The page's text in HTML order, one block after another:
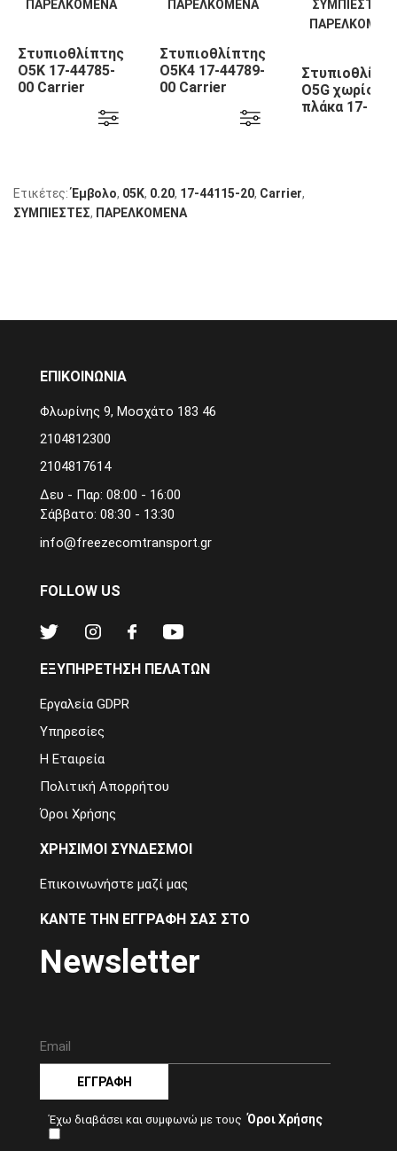
Στυπιοθλίπτης
Ο5Κ 17-44785-
00 Carrier
Στυπιοθλίπτης
Ο5Κ4 17-44789-
00 Carrier
Ο5G χωρίς
πλάκα 17-
Ετικέτες:Έμβολο, 05Κ, 0.20, 17-44115-20, Carrier,
ΣΥΜΠΙΕΣΤΕΣ, ΠΑΡΕΛΚΟΜΕΝΑ
ΕΠΙΚΟΙΝΩΝΙΑ
Φλωρίνης 9, Μοσχάτο 183 46
2104812300
2104817614
Δευ - Παρ: 08:00 - 16:00
Σάββατο: 08:30 - 13:30
info@freezecomtransport.gr
FOLLOW US
ΕΞΥΠΗΡΕΤΗΣΗ ΠΕΛΑΤΩΝ
Εργαλεία GDPR
Υπηρεσίες
Η Εταιρεία
Πολιτική Απορρήτου
Όροι Χρήσης
ΧΡΗΣΙΜΟΙ ΣΥΝΔΕΣΜΟΙ
Επικοινωνήστε μαζί μας
ΚΑΝΤΕ ΤΗΝ ΕΓΓΡΑΦΗ ΣΑΣ ΣΤΟ
Newsletter
ΕΓΓΡΑΦΗ
Έχω διαβάσει και συμφωνώ με τους Όροι Χρήσης